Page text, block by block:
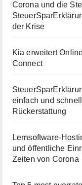
Corona und die
der Krise
Kia erweitert
Connect
einfach und
Rückerstattung
Lernsoftware-
und öffentliche
Zeiten von Corona